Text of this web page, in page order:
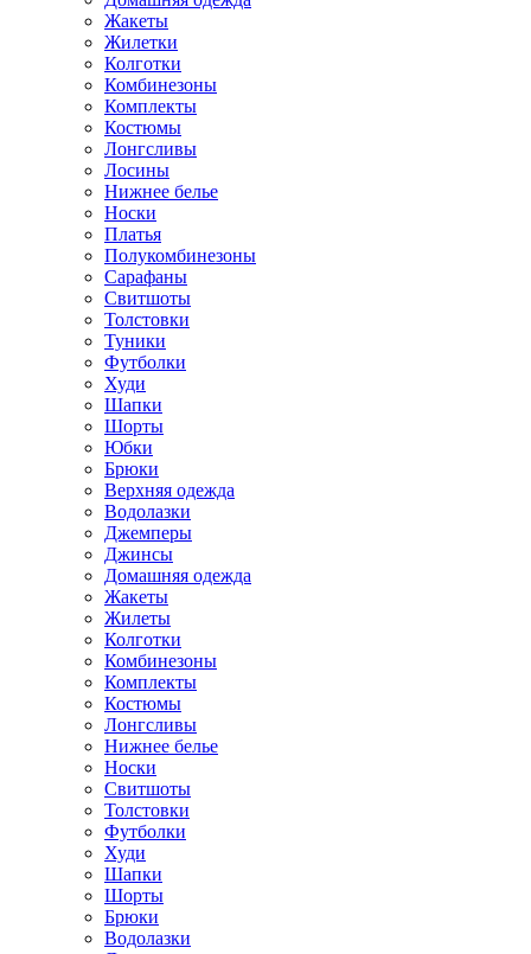
Жакеты
Жилетки
Колготки
Комбинезоны
Комплекты
Костюмы
Лонгсливы
Лосины
Нижнее белье
Носки
Платья
Полукомбинезоны
Сарафаны
Свитшоты
Толстовки
Туники
Футболки
Худи
Шапки
Шорты
Юбки
Брюки
Верхняя одежда
Водолазки
Джемперы
Джинсы
Домашняя одежда
Жакеты
Жилеты
Колготки
Комбинезоны
Комплекты
Костюмы
Лонгсливы
Нижнее белье
Носки
Свитшоты
Толстовки
Футболки
Худи
Шапки
Шорты
Брюки
Водолазки